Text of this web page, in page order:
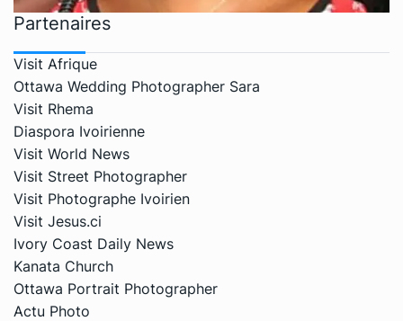
Partenaires
Visit Afrique
Ottawa Wedding Photographer Sara
Visit Rhema
Diaspora Ivoirienne
Visit World News
Visit Street Photographer
Visit Photographe Ivoirien
Visit Jesus.ci
Ivory Coast Daily News
Kanata Church
Ottawa Portrait Photographer
Actu Photo